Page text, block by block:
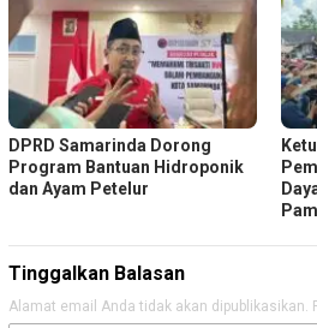
DPRD Samarinda Dorong
Program Bantuan Hidroponik
dan Ayam Petelur
Tinggalkan Balasan
Alamat email Anda tidak akan dipublikasikan.